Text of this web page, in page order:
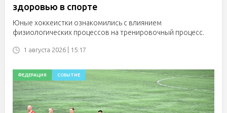
здоровью в спорте
Юные хоккеистки ознакомились с влиянием
физиологических процессов на тренировочный процесс.
1 августа 2026 | 15:17
ФЕДЕРАЦИЯ СОБЫТИЕ